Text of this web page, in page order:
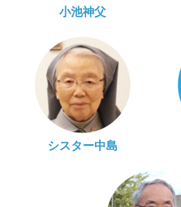
小池神父
シスター中島